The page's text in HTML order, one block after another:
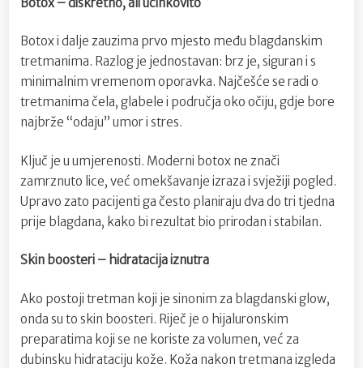
Botox i dalje zauzima prvo mjesto među blagdanskim
tretmanima. Razlog je jednostavan: brz je, siguran i s
minimalnim vremenom oporavka. Najčešće se radi o
tretmanima čela, glabele i područja oko očiju, gdje bore
najbrže “odaju” umor i stres.
Ključ je u umjerenosti. Moderni botox ne znači
zamrznuto lice, već omekšavanje izraza i svježiji pogled.
Upravo zato pacijenti ga često planiraju dva do tri tjedna
prije blagdana, kako bi rezultat bio prirodan i stabilan.
Skin boosteri – hidratacija iznutra
Ako postoji tretman koji je sinonim za blagdanski glow,
onda su to skin boosteri. Riječ je o hijaluronskim
preparatima koji se ne koriste za volumen, već za
dubinsku hidrataciju kože. Koža nakon tretmana izgleda